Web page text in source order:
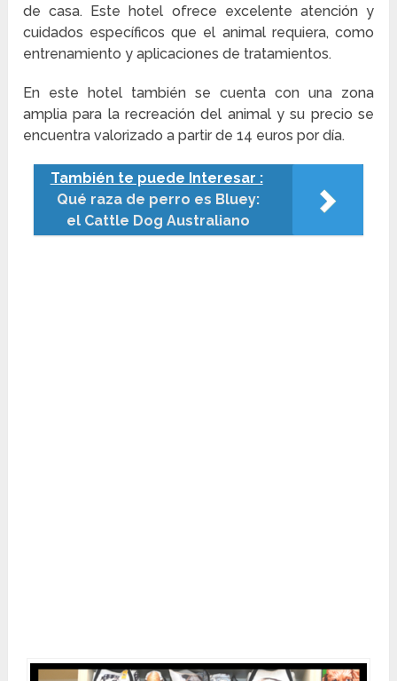
de casa. Este hotel ofrece excelente atención y
cuidados específicos que el animal requiera, como
entrenamiento y aplicaciones de tratamientos.
En este hotel también se cuenta con una zona
amplia para la recreación del animal y su precio se
encuentra valorizado a partir de 14 euros por día.
También te puede Interesar :
Qué raza de perro es Bluey:
el Cattle Dog Australiano